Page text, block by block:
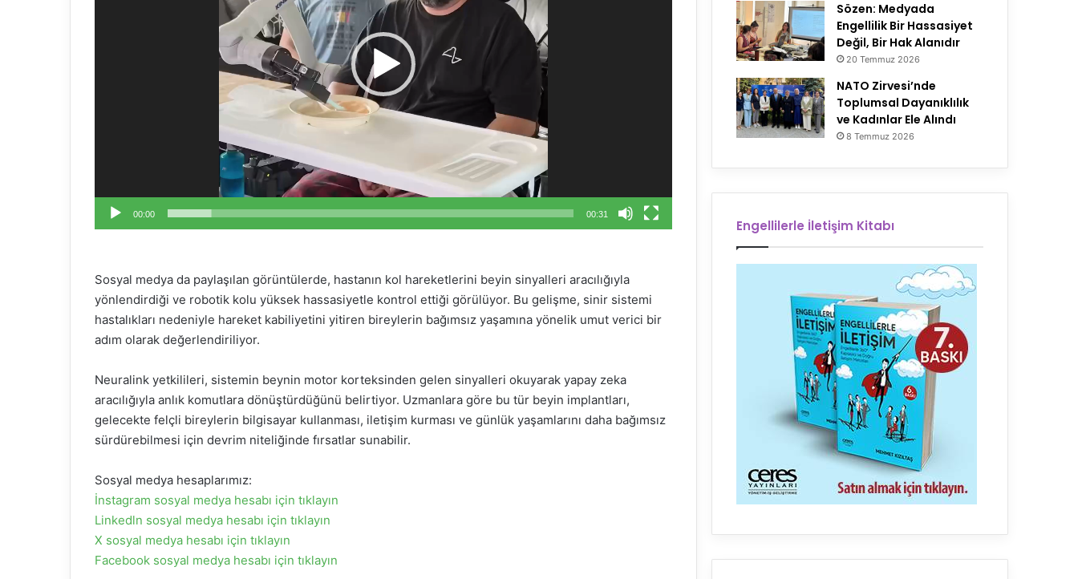
00:00 00:31
Sosyal medya da paylaşılan görüntülerde, hastanın kol hareketlerini beyin sinyalleri aracılığıyla
yönlendirdiği ve robotik kolu yüksek hassasiyetle kontrol ettiği görülüyor. Bu gelişme, sinir sistemi
hastalıkları nedeniyle hareket kabiliyetini yitiren bireylerin bağımsız yaşamına yönelik umut verici bir
adım olarak değerlendiriliyor.
Neuralink yetkilileri, sistemin beynin motor korteksinden gelen sinyalleri okuyarak yapay zeka
aracılığıyla anlık komutlara dönüştürdüğünü belirtiyor. Uzmanlara göre bu tür beyin implantları,
gelecekte felçli bireylerin bilgisayar kullanması, iletişim kurması ve günlük yaşamlarını daha bağımsız
sürdürebilmesi için devrim niteliğinde fırsatlar sunabilir.
Sosyal medya hesaplarımız:
İnstagram sosyal medya hesabı için tıklayın
Linkedln sosyal medya hesabı için tıklayın
X sosyal medya hesabı için tıklayın
Facebook sosyal medya hesabı için tıklayın
Sözen: Medyada
Engellilik Bir Hassasiyet
Değil, Bir Hak Alanıdır
20 Temmuz 2026
NATO Zirvesi’nde
Toplumsal Dayanıklılık
ve Kadınlar Ele Alındı
8 Temmuz 2026
Engellilerle İletişim Kitabı